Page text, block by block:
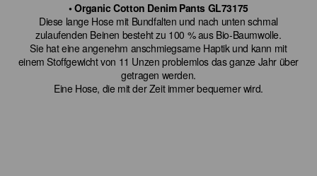
• Organic Cotton Denim Pants GL73175
Diese lange Hose mit Bundfalten und nach unten schmal
zulaufenden Beinen besteht zu 100 % aus Bio-Baumwolle.
Sie hat eine angenehm anschmiegsame Haptik und kann mit
einem Stoffgewicht von 11 Unzen problemlos das ganze Jahr über
getragen werden.
Eine Hose, die mit der Zeit immer bequemer wird.